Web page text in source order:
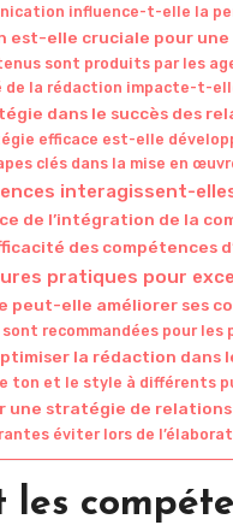
influence-t-elle la
est-elle cruciale pour
sont produits par les
la rédaction impacte-t-
dans le succès des
efficace est-elle
clés dans la mise en
interagissent-
de l’intégration de la
des compétences
pratiques pour
peut-elle améliorer ses
recommandées pour
la rédaction dans
ton et le style à différents
une stratégie de
éviter lors de
les